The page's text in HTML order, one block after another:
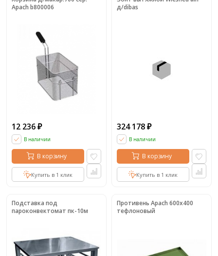
Apach b800006
12 236 ₽
В наличии
В корзину
Купить в 1 клик
д/dibas
324 178 ₽
В наличии
В корзину
Купить в 1 клик
Подставка под
пароконвектомат пк-10м
Противень Apach 600x400
тефлоновый